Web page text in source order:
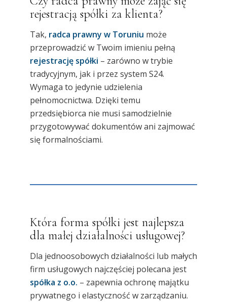
rejestracją spółki za klienta?
Tak, radca prawny w Toruniu może
przeprowadzić w Twoim imieniu pełną
rejestrację spółki – zarówno w trybie
tradycyjnym, jak i przez system S24.
Wymaga to jedynie udzielenia
pełnomocnictwa. Dzięki temu
przedsiębiorca nie musi samodzielnie
przygotowywać dokumentów ani zajmować
się formalnościami.
Która forma spółki jest najlepsza
dla małej działalności usługowej?
Dla jednoosobowych działalności lub małych
firm usługowych najczęściej polecana jest
spółka z o.o. – zapewnia ochronę majątku
prywatnego i elastyczność w zarządzaniu.